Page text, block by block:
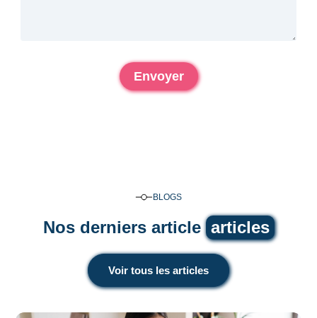
BLOGS
Nos derniers article articles
Voir tous les articles
Voir tous les articles